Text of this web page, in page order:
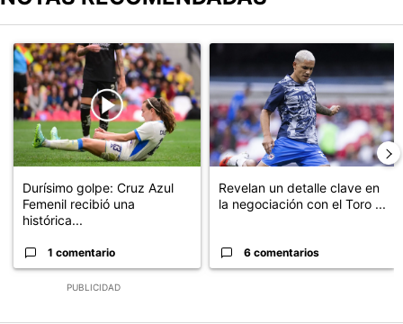
PUBLICIDAD
Un artículo de tendencia con el título "Durísimo golpe: Cruz Azul
Durísimo golpe: Cruz Azul
Femenil recibió una
histórica...
1 comentario
Un artículo de tendencia con
Revelan un detalle clave en
la negociación con el Toro ...
6 comentarios